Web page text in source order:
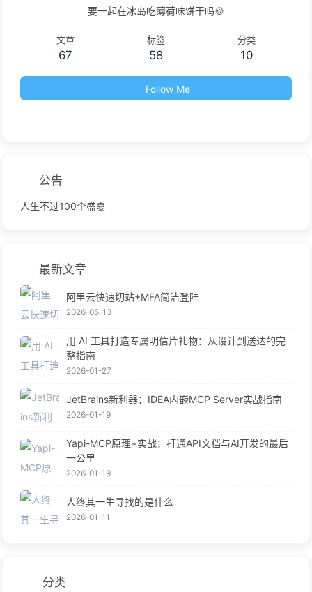
要一起在冰岛吃薄荷味饼干吗🍪
文章
67
标签
58
分类
10
Follow Me
公告
人生不过100个盛夏
最新文章
阿里云快速切站+MFA简洁登陆
2026-05-13
用 AI 工具打造专属明信片礼物：从设计到送达的完
整指南
2026-01-27
JetBrains新利器：IDEA内嵌MCP Server实战指南
2026-01-19
Yapi-MCP原理+实战：打通API文档与AI开发的最后
一公里
2026-01-19
人终其一生寻找的是什么
2026-01-11
分类